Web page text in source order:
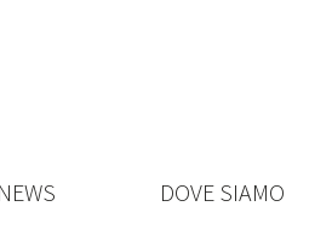
NEWS DOVE SIAMO